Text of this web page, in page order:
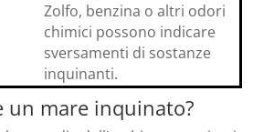
Zolfo, benzina o altri odori
chimici possono indicare
sversamenti di sostanze
inquinanti.
un mare inquinato?